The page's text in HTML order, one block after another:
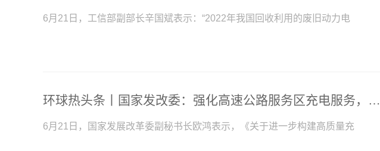
6月21日，工信部副部长辛国斌表示：“2022年我国回收利用的废旧动力电
环球热头条丨国家发改委：强化高速公路服务区充电服务，建设互联互通的城市群都市圈充电网络
6月21日，国家发展改革委副秘书长欧鸿表示，《关于进一步构建高质量充